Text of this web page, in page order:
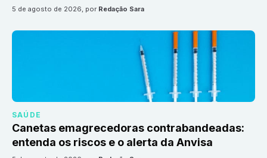
5 de agosto de 2026, por Redação Sara
SAÚDE
Canetas emagrecedoras contrabandeadas:
entenda os riscos e o alerta da Anvisa